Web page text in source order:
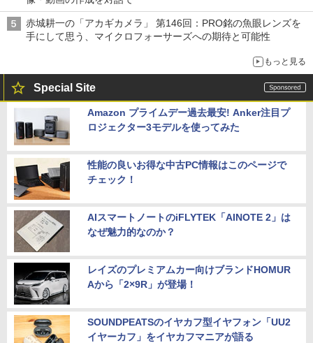
赤城耕一の「アカギカメラ」 第146回：PRO銘の魚眼レンズを
手にして思う、マイクロフォーサーズへの期待と可能性
もっと見る
Special Site
Amazon プライムデー過去最安! Anker注目プ
ロジェクター3モデルを使ってみた
性能の良いお得な中古PC情報はこのページで
チェック！
AIスマートノートのiFLYTEK「AINOTE 2」は
なぜ魅力的なのか？
レイズのプレミアムカー向けブランドHOMUR
Aから「2×9R」が登場！
SOUNDPEATSのイヤカフ型イヤフォン「UU2
イヤーカフ」をイヤカフマニアが語る